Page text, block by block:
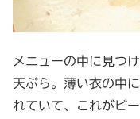
メニューの中に見つ
天ぷら。薄い衣の中
れていて、これがビ